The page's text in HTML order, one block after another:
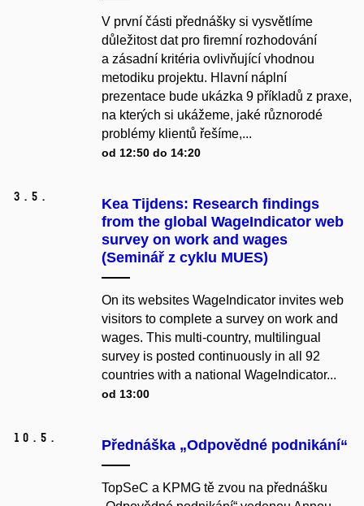
V první části přednášky si vysvětlíme
důležitost dat pro firemní rozhodování
a zásadní kritéria ovlivňující vhodnou
metodiku projektu. Hlavní náplní
prezentace bude ukázka 9 příkladů z praxe,
na kterých si ukážeme, jaké různorodé
problémy klientů řešíme,...
od 12:50 do 14:20
3. 5.
Kea Tijdens: Research findings
from the global WageIndicator web
survey on work and wages
(Seminář z cyklu MUES)
On its websites WageIndicator invites web
visitors to complete a survey on work and
wages. This multi-country, multilingual
survey is posted continuously in all 92
countries with a national WageIndicator...
od 13:00
10. 5. Přednáška „Odpovědné podnikání“
TopSeC a KPMG tě zvou na přednášku